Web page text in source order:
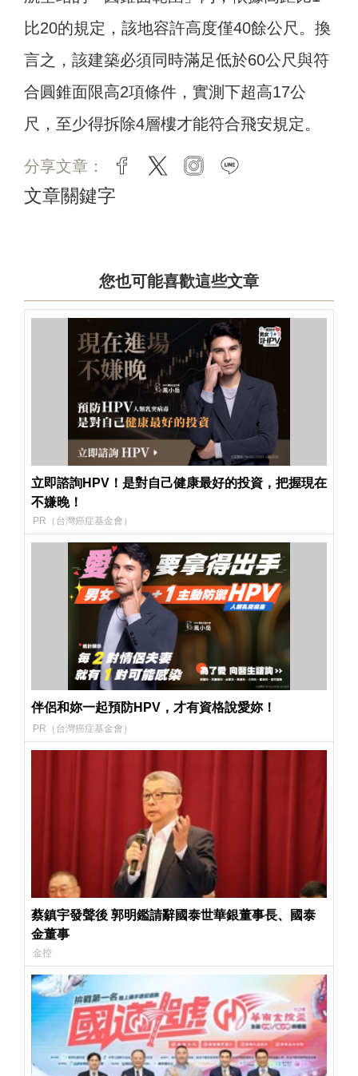
比20的規定，該地容許高度僅40餘公尺。換
言之，該建築必須同時滿足低於60公尺與符
合圓錐面限高2項條件，實測下超高17公
尺，至少得拆除4層樓才能符合飛安規定。
分享文章： facebook
twitter instagram
文章關鍵字
您也可能喜歡這些文章
立即諮詢HPV！是對自己健康最好的投資，把握現在
不嫌晚！
PR（台灣癌症基金會）
伴侶和妳一起預防HPV，才有資格說愛妳！
PR（台灣癌症基金會）
蔡鎮宇發聲後 郭明鑑請辭國泰世華銀董事長、國泰
金董事
金控